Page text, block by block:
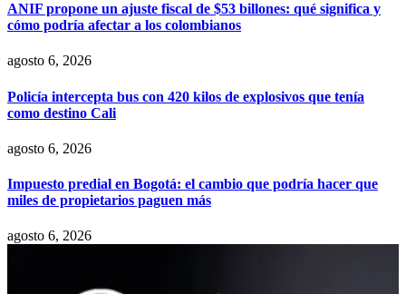
ANIF propone un ajuste fiscal de $53 billones: qué significa y
cómo podría afectar a los colombianos
agosto 6, 2026
Policía intercepta bus con 420 kilos de explosivos que tenía
como destino Cali
agosto 6, 2026
Impuesto predial en Bogotá: el cambio que podría hacer que
miles de propietarios paguen más
agosto 6, 2026